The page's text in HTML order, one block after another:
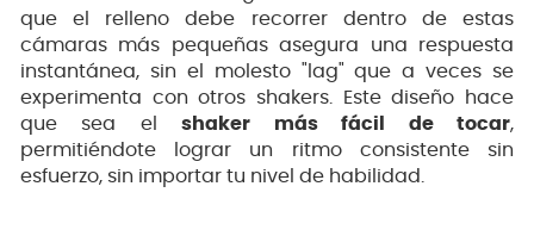
que el relleno debe recorrer dentro de estas
cámaras más pequeñas asegura una respuesta
instantánea, sin el molesto "lag" que a veces se
experimenta con otros shakers. Este diseño hace
que sea elshaker más fácil de tocar,
permitiéndote lograr un ritmo consistente sin
esfuerzo, sin importar tu nivel de habilidad.